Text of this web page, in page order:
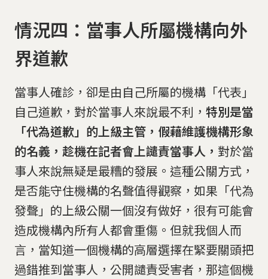
情況四：當事人所屬機構向外
界道歉
當事人確診，卻是由自己所屬的機構「代表」
自己道歉，對於當事人來說最不利， 特別是當
「代為道歉」的上級主管，假藉維護機構形象
的名義，趁機在記者會上譴責當事人， 對於當
事人來說無疑是最糟的發展。這種公關方式，
是否能守住機構的名聲值得觀察，如果「代為
發聲」的上級公關一個沒有做好，很有可能會
造成機構內所有人都會重傷。但就我個人而
言，當知道一個機構的高層選擇在緊要關頭把
過錯推到當事人，公開譴責受害者，那這個機